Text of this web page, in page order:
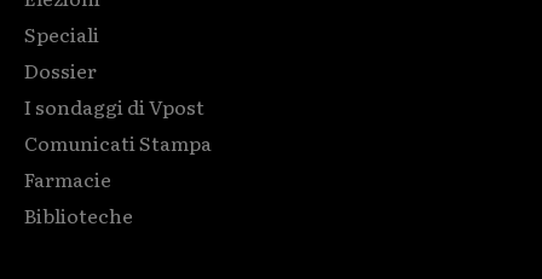
Speciali
Dossier
I sondaggi di Vpost
Comunicati Stampa
Farmacie
Biblioteche